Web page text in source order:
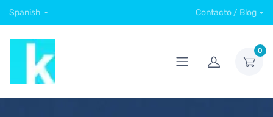
Spanish Contacto / Blog
0